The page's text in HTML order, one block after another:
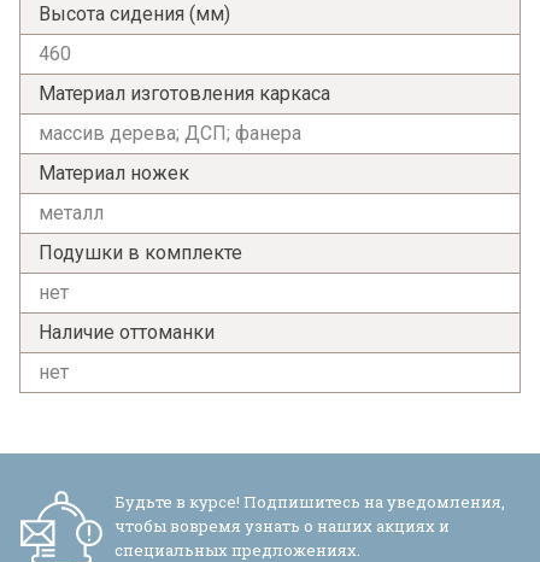
Высота сидения (мм)
460
Материал изготовления каркаса
массив дерева; ДСП; фанера
Материал ножек
металл
Подушки в комплекте
нет
Наличие оттоманки
нет
Будьте в курсе! Подпишитесь на уведомления,
чтобы вовремя узнать о наших акциях и
специальных предложениях.